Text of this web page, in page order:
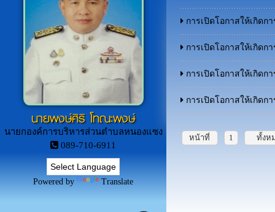
นายพงษ์ศิริ โทณะพงษ์
นายกองค์การบริหารส่วนตำบลหนองแซง
089-710-6911
Powered by Translate
การเปิดโอกาสให้เกิดก
การเปิดโอกาสให้เกิดก
การเปิดโอกาสให้เกิดก
การเปิดโอกาสให้เกิดก
หน้าที่ 1 ทั้งห